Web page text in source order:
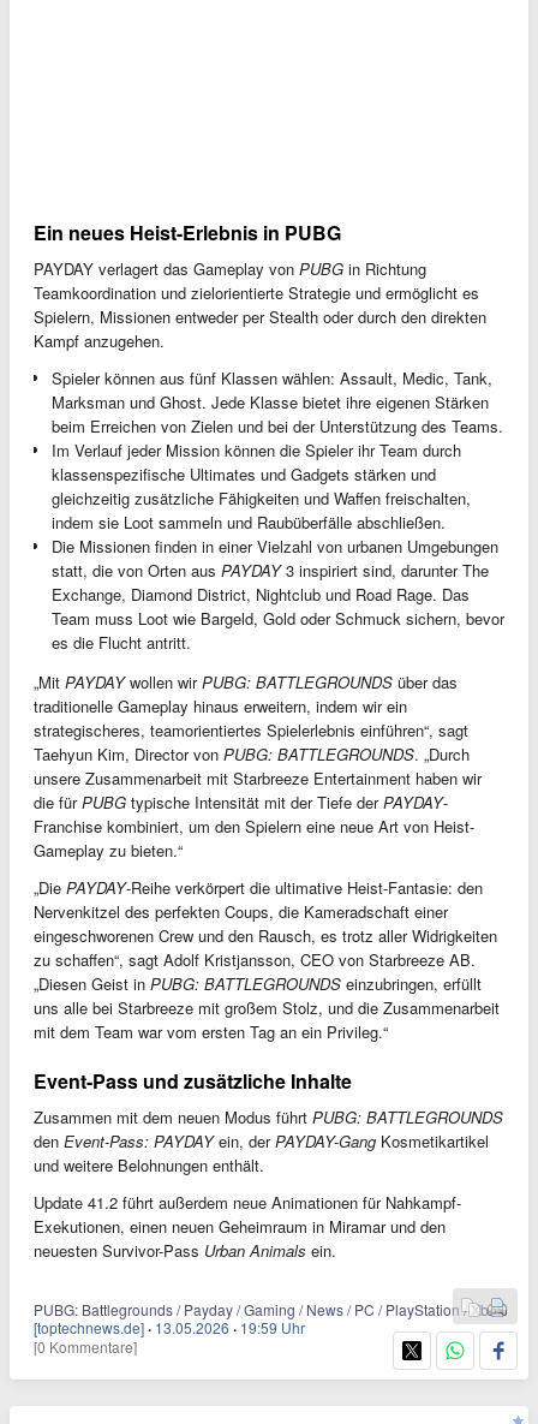
Ein neues Heist-Erlebnis in PUBG
PAYDAY verlagert das Gameplay von PUBG in Richtung
Teamkoordination und zielorientierte Strategie und ermöglicht es
Spielern, Missionen entweder per Stealth oder durch den direkten
Kampf anzugehen.
Spieler können aus fünf Klassen wählen: Assault, Medic, Tank,
Marksman und Ghost. Jede Klasse bietet ihre eigenen Stärken
beim Erreichen von Zielen und bei der Unterstützung des Teams.
Im Verlauf jeder Mission können die Spieler ihr Team durch
klassenspezifische Ultimates und Gadgets stärken und
gleichzeitig zusätzliche Fähigkeiten und Waffen freischalten,
indem sie Loot sammeln und Raubüberfälle abschließen.
Die Missionen finden in einer Vielzahl von urbanen Umgebungen
statt, die von Orten aus PAYDAY3 inspiriert sind, darunter The
Exchange, Diamond District, Nightclub und Road Rage. Das
Team muss Loot wie Bargeld, Gold oder Schmuck sichern, bevor
es die Flucht antritt.
„Mit PAYDAYwollen wirPUBG: BATTLEGROUNDS über das
traditionelle Gameplay hinaus erweitern, indem wir ein
strategischeres, teamorientiertes Spielerlebnis einführen“, sagt
Taehyun Kim, Director von PUBG: BATTLEGROUNDS. „Durch
unsere Zusammenarbeit mit Starbreeze Entertainment haben wir
die fürPUBG typische Intensität mit der Tiefe derPAYDAY-
Franchise kombiniert, um den Spielern eine neue Art von Heist-
Gameplay zu bieten.“
„Die PAYDAY-Reihe verkörpert die ultimative Heist-Fantasie: den
Nervenkitzel des perfekten Coups, die Kameradschaft einer
eingeschworenen Crew und den Rausch, es trotz aller Widrigkeiten
zu schaffen“, sagt Adolf Kristjansson, CEO von Starbreeze AB.
„Diesen Geist in PUBG: BATTLEGROUNDS einzubringen, erfüllt
uns alle bei Starbreeze mit großem Stolz, und die Zusammenarbeit
mit dem Team war vom ersten Tag an ein Privileg.“
Event-Pass und zusätzliche Inhalte
Zusammen mit dem neuen Modus führt PUBG: BATTLEGROUNDS
den Event-Pass: PAYDAYein, derPAYDAY-Gang Kosmetikartikel
und weitere Belohnungen enthält.
Update 41.2 führt außerdem neue Animationen für Nahkampf-
Exekutionen, einen neuen Geheimraum in Miramar und den
neuesten Survivor-Pass Urban Animals ein.
PUBG: Battlegrounds / Payday / Gaming / News / PC / PlayStation / Xbox
[toptechnews.de] · 13.05.2026 · 19:59 Uhr
[0 Kommentare]